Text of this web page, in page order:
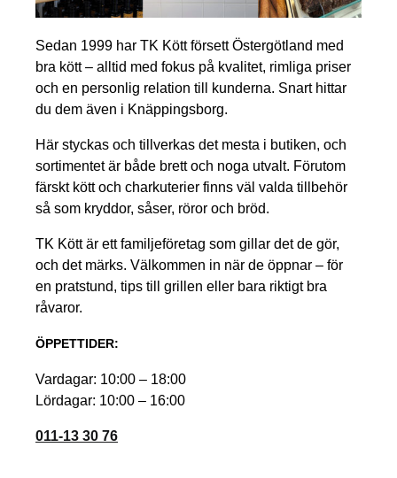
Sedan 1999 har TK Kött försett Östergötland med
bra kött – alltid med fokus på kvalitet, rimliga priser
och en personlig relation till kunderna. Snart hittar
du dem även i Knäppingsborg.
Här styckas och tillverkas det mesta i butiken, och
sortimentet är både brett och noga utvalt. Förutom
färskt kött och charkuterier finns väl valda tillbehör
så som kryddor, såser, röror och bröd.
TK Kött är ett familjeföretag som gillar det de gör,
och det märks. Välkommen in när de öppnar – för
en pratstund, tips till grillen eller bara riktigt bra
råvaror.
ÖPPETTIDER:
Vardagar: 10:00 – 18:00
Lördagar: 10:00 – 16:00
011-13 30 76